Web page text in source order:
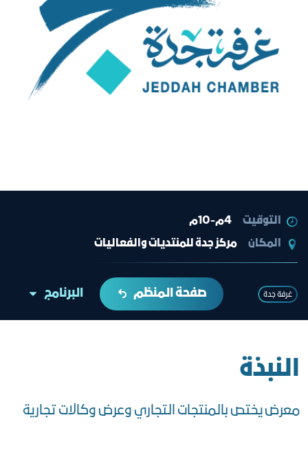
التوقيت
4م-10م
المكان
مركز جدة للمنتديات والفعاليات
غرفة جدة صفحة المنظم البرنامج
النبذة
معرض يختص بالمنتجات التجاري وعرض وكالات تجارية